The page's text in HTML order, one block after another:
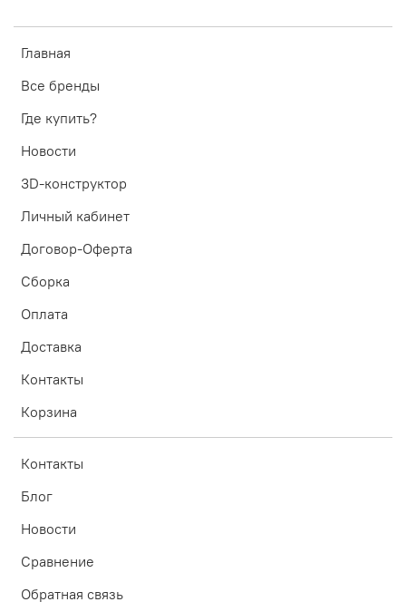
Главная
Все бренды
Где купить?
Новости
3D-конструктор
Личный кабинет
Договор-Оферта
Сборка
Оплата
Доставка
Контакты
Корзина
Контакты
Блог
Новости
Сравнение
Обратная связь